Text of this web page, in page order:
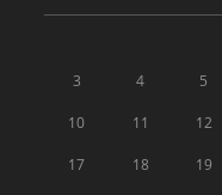
3 4 5
10 11 12
17 18 19